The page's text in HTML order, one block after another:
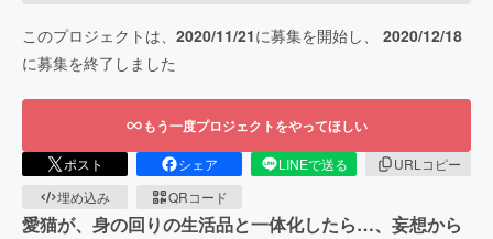
このプロジェクトは、 2020/11/21に募集を開始し、 2020/12/18
に募集を終了しました
もう一度プロジェクトをやってほしい
ポスト シェア LINEで送る
URLコピー
埋め込み
QRコード
愛猫が、身の回りの生活品と一体化したら…、妄想から